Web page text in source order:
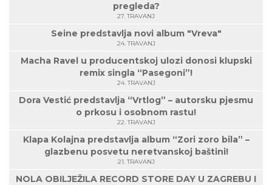
pregleda?
27. TRAVANJ
Seine predstavlja novi album "Vreva"
24. TRAVANJ
Macha Ravel u producentskoj ulozi donosi klupski
remix singla “Pasegoni”!
24. TRAVANJ
Dora Vestić predstavlja “Vrtlog” – autorsku pjesmu
o prkosu i osobnom rastu!
22. TRAVANJ
Klapa Kolajna predstavlja album “Zori zoro bila” –
glazbenu posvetu neretvanskoj baštini!
21. TRAVANJ
NOLA OBILJEŽILA RECORD STORE DAY U ZAGREBU I